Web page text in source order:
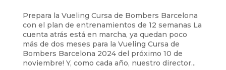
Prepara la Vueling Cursa de Bombers Barcelona
con el plan de entrenamientos de 12 semanas La
cuenta atrás está en marcha, ya quedan poco
más de dos meses para la Vueling Cursa de
Bombers Barcelona 2024 del próximo 10 de
noviembre! Y, como cada año, nuestro director...